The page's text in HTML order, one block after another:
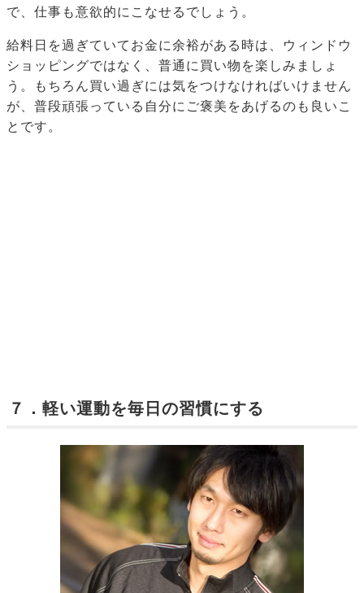
で、仕事も意欲的にこなせるでしょう。
給料日を過ぎていてお金に余裕がある時は、ウィンドウ
ショッピングではなく、普通に買い物を楽しみましょ
う。もちろん買い過ぎには気をつけなければいけません
が、普段頑張っている自分にご褒美をあげるのも良いこ
とです。
７．軽い運動を毎日の習慣にする